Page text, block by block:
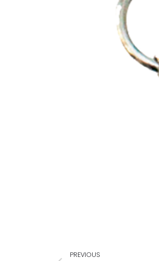
PREVIOUS